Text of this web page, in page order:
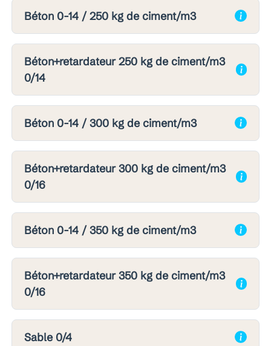
Béton 0-14 / 250 kg de ciment/m3
Béton+retardateur 250 kg de ciment/m3
0/14
Béton 0-14 / 300 kg de ciment/m3
Béton+retardateur 300 kg de ciment/m3
0/16
Béton 0-14 / 350 kg de ciment/m3
Béton+retardateur 350 kg de ciment/m3
0/16
Sable 0/4